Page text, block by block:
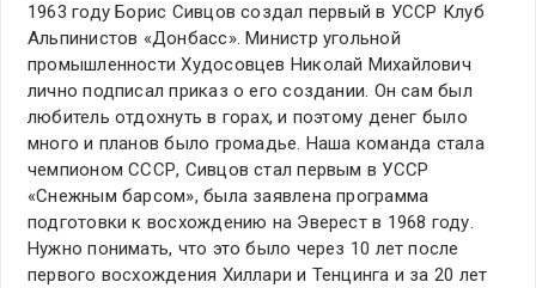
1963 году Борис Сивцов создал первый в УССР Клуб
Альпинистов «Донбасс». Министр угольной
промышленности Худосовцев Николай Михайлович
лично подписал приказ о его создании. Он сам был
любитель отдохнуть в горах, и поэтому денег было
много и планов было громадье. Наша команда стала
чемпионом СССР, Сивцов стал первым в УССР
«Снежным барсом», была заявлена программа
подготовки к восхождению на Эверест в 1968 году.
Нужно понимать, что это было через 10 лет после
первого восхождения Хиллари и Тенцинга и за 20 лет